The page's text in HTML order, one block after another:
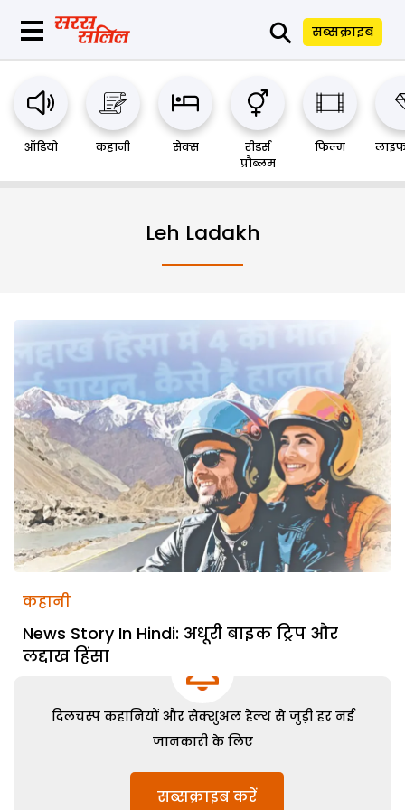
⚲ सब्सक्राइब
ऑडियो कहानी सेक्स
रीडर्स
प्रौब्लम
फिल्म
Leh Ladakh
कहानी
News Story In Hindi: अधूरी बाइक ट्रिप और
लद्दाख हिंसा
दिलचस्प कहानियों और सेक्शुअल हेल्थ से जुड़ी हर नई
जानकारी के लिए
सब्सक्राइब करें